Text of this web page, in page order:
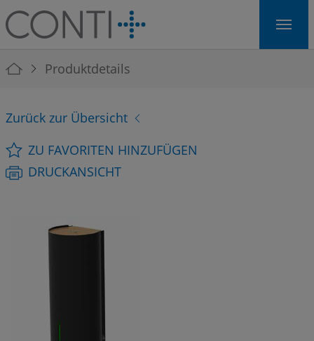
Skip to main navigation
Skip to main content
Skip to page footer
You are here:
Produktdetails
Zurück zur Übersicht
ZU FAVORITEN HINZUFÜGEN
DRUCKANSICHT